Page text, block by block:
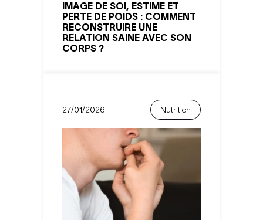
IMAGE DE SOI, ESTIME ET
PERTE DE POIDS : COMMENT
RECONSTRUIRE UNE
RELATION SAINE AVEC SON
CORPS ?
27/01/2026 Nutrition